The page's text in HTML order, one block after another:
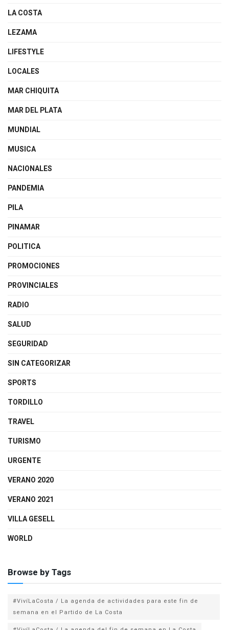
LA COSTA
LEZAMA
LIFESTYLE
LOCALES
MAR CHIQUITA
MAR DEL PLATA
MUNDIAL
MUSICA
NACIONALES
PANDEMIA
PILA
PINAMAR
POLITICA
PROMOCIONES
PROVINCIALES
RADIO
SALUD
SEGURIDAD
SIN CATEGORIZAR
SPORTS
TORDILLO
TRAVEL
TURISMO
URGENTE
VERANO 2020
VERANO 2021
VILLA GESELL
WORLD
Browse by Tags
#VivíLaCosta / La agenda de actividades para este fin de
semana en el Partido de La Costa